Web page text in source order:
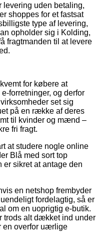
levering uden betaling,
shoppes for et fastsat
type af levering,
opholder sig i Kolding,
fragtmanden til at levere
for købere at
forretninger, og derfor
set sig
på en række af deres
til kvinder og mænd –
fri fragt.
at studere nogle online
Blå med sort top
er sikret at antage den
en netshop frembyder
fordelagtig, så er
om en uoprigtig e-butik.
trods alt dækket ind under
en overfor uærlige